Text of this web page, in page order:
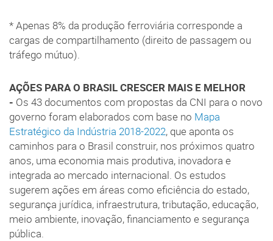
* Apenas 8% da produção ferroviária corresponde a
cargas de compartilhamento (direito de passagem ou
tráfego mútuo).
AÇÕES PARA O BRASIL CRESCER MAIS E MELHOR
- Os 43 documentos com propostas da CNI para o novo
governo foram elaborados com base no Mapa
Estratégico da Indústria 2018-2022, que aponta os
caminhos para o Brasil construir, nos próximos quatro
anos, uma economia mais produtiva, inovadora e
integrada ao mercado internacional. Os estudos
sugerem ações em áreas como eficiência do estado,
segurança jurídica, infraestrutura, tributação, educação,
meio ambiente, inovação, financiamento e segurança
pública.